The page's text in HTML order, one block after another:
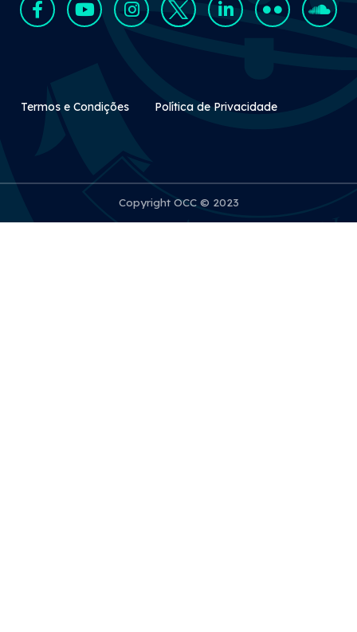
Rodapé Secundário
Termos e Condições Política de Privacidade
Copyright OCC © 2023